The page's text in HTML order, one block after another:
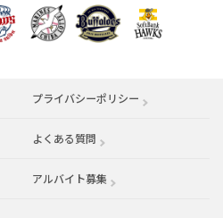
プライバシーポリシー
よくある質問
アルバイト募集 （別ウィンドウで開く